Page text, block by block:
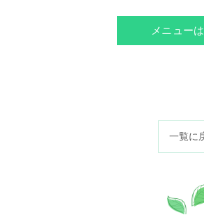
メニュー
一覧に